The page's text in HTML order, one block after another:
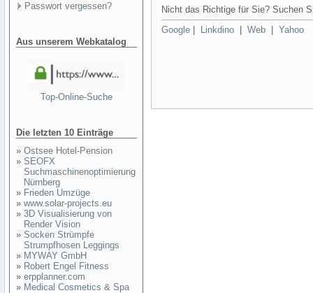
Passwort vergessen?
Aus unserem Webkatalog
Top-Online-Suche
Die letzten 10 Einträge
» Ostsee Hotel-Pension
» SEOFX
Suchmaschinenoptimierung
Nürnberg
» Frieden Umzüge
» www.solar-projects.eu
» 3D Visualisierung von
Render Vision
» Socken Strümpfe
Strumpfhosen Leggings
» MYWAY GmbH
» Robert Engel Fitness
» erpplanner.com
» Medical Cosmetics & Spa
Nicht das Richtige für Sie? Suchen
Google
Linkdino Web Yahoo